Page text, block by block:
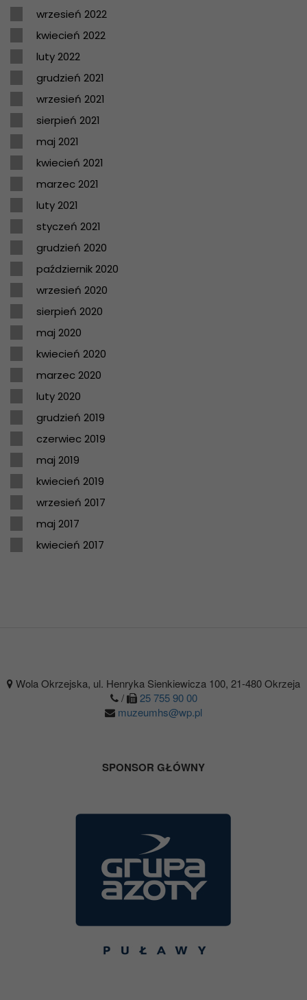
wrzesień 2022
kwiecień 2022
luty 2022
grudzień 2021
wrzesień 2021
sierpień 2021
maj 2021
kwiecień 2021
marzec 2021
luty 2021
styczeń 2021
grudzień 2020
październik 2020
wrzesień 2020
sierpień 2020
maj 2020
kwiecień 2020
marzec 2020
luty 2020
grudzień 2019
czerwiec 2019
maj 2019
kwiecień 2019
wrzesień 2017
maj 2017
kwiecień 2017
Wola Okrzejska, ul. Henryka Sienkiewicza 100, 21-480 Okrzeja
/
25 755 90 00
muzeumhs@wp.pl
SPONSOR GŁÓWNY